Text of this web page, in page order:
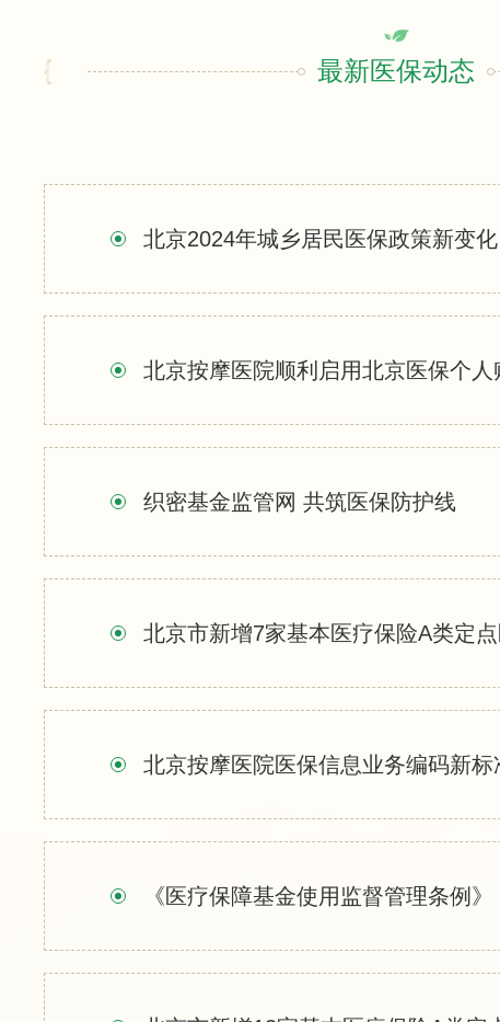
最新医保动态
北京2024年城乡居民医保政策新变化
北京按摩医院顺利启用北京医保个人
织密基金监管网 共筑医保防护线
北京市新增7家基本医疗保险A类定
北京按摩医院医保信息业务编码新标
《医疗保障基金使用监督管理条例